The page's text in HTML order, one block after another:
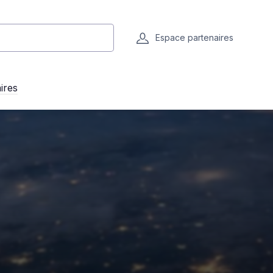
Espace partenaires